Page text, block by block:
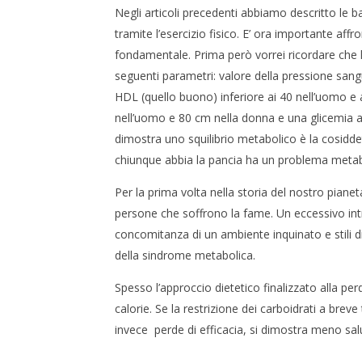
Settembre
2015
Redazione
CARNE
CHE
3
Settembre
Negli articoli precedenti abbiamo descritto le
tramite l’esercizio fisico. E’ ora importante
fondamentale. Prima però vorrei ricordare
seguenti parametri: valore della pressione
HDL (quello buono) inferiore ai 40 nell’uomo
nell’uomo e 80 cm nella donna e una
dimostra uno squilibrio metabolico è la
chiunque abbia la pancia ha un problema
Per la prima volta nella storia del nostro
persone che soffrono la fame. Un eccessivo
concomitanza di un ambiente inquinato e stili
della sindrome metabolica.
Spesso l’approccio dietetico finalizzato alla
calorie. Se la restrizione dei carboidrati a
invece perde di efficacia, si dimostra meno